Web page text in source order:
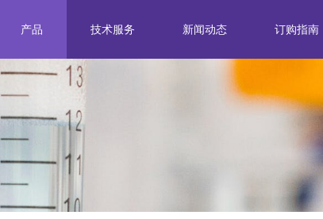
产品 技术服务
分离纯化
标准研究
结构鉴定
产品定制
新闻动态 订购指南